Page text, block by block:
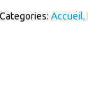
Categories:Accueil,